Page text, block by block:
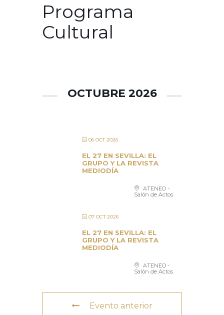
Programa
Cultural
OCTUBRE 2026
06 OCT 2026
EL 27 EN SEVILLA: EL
GRUPO Y LA REVISTA
MEDIODÍA
ATENEO -
Salón de Actos
07 OCT 2026
EL 27 EN SEVILLA: EL
GRUPO Y LA REVISTA
MEDIODÍA
ATENEO -
Salón de Actos
Evento anterior